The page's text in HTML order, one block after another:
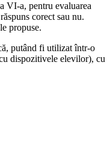
VI-a, pentru evaluarea
corect sau nu.
propuse.
putând fi utilizat într-o
dispozitivele elevilor), cu